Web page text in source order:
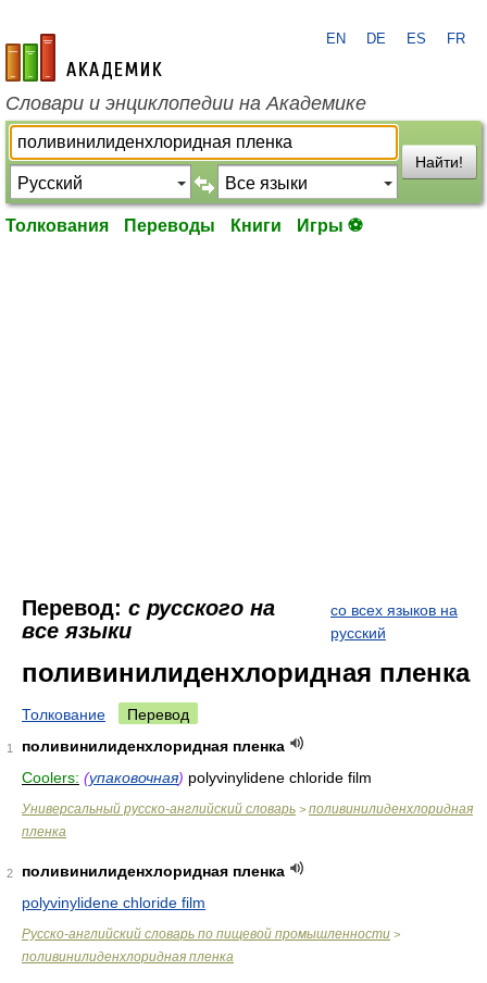
academic.ru
EN DE ES FR
Словари и энциклопедии на Академике
Найти!
Толкования Переводы Книги Игры ⚽
Перевод: с русского на
все языки
со всех языков на
русский
поливинилиденхлоридная пленка
Толкование Перевод
1
поливинилиденхлоридная пленка
Coolers: (упаковочная) polyvinylidene chloride film
Универсальный русско-английский словарь > поливинилиденхлоридная
пленка
2
поливинилиденхлоридная пленка
polyvinylidene chloride film
Русско-английский словарь по пищевой промышленности >
поливинилиденхлоридная пленка